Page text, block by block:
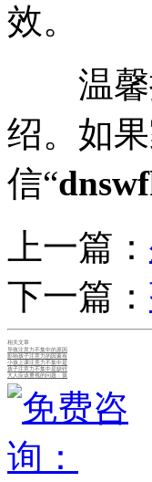
效。
温馨
绍。如
信“
上一篇：
下一篇：
相关文章
导致注意力不集中的原因
影响孩子注意力的因素有
小孩上课注意力不集中是
孩子注意力不集中是缺锌
大人应该重视的问题：孩